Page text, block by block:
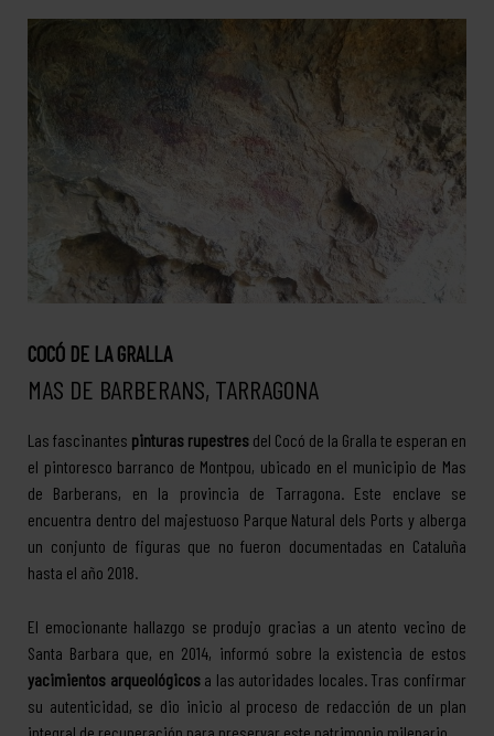
COCÓ DE LA GRALLA
MAS DE BARBERANS, TARRAGONA
Las fascinantes pinturas rupestres del Cocó de la Gralla te esperan en
el pintoresco barranco de Montpou, ubicado en el municipio de Mas
de Barberans, en la provincia de Tarragona. Este enclave se
encuentra dentro del majestuoso Parque Natural dels Ports y alberga
un conjunto de figuras que no fueron documentadas en Cataluña
hasta el año 2018.
El emocionante hallazgo se produjo gracias a un atento vecino de
Santa Barbara que, en 2014, informó sobre la existencia de estos
yacimientos arqueológicosa las autoridades locales. Tras confirmar
su autenticidad, se dio inicio al proceso de redacción de un plan